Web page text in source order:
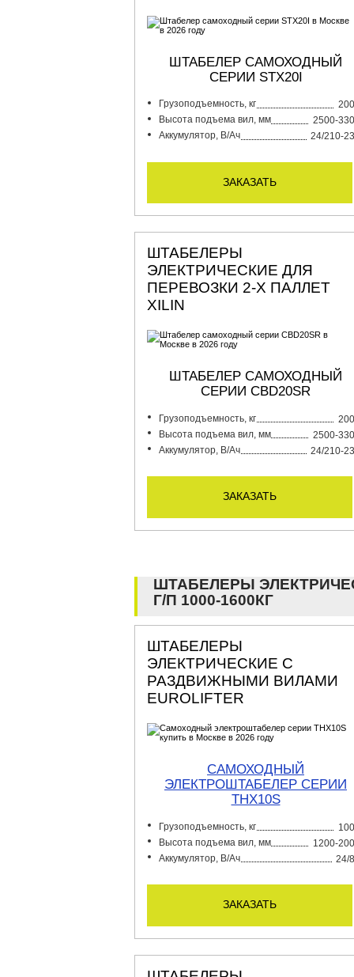
ШТАБЕЛЕР САМОХОДНЫЙ
СЕРИИ STX20I
Грузоподъемность, кг
Высота подъема вил, мм
2500-
Аккумулятор, В/Ач
24/210-
заказать
ШТАБЕЛЕРЫ
ЭЛЕКТРИЧЕСКИЕ ДЛЯ
ПЕРЕВОЗКИ 2-Х ПАЛЛЕТ
XILIN
ШТАБЕЛЕР САМОХОДНЫЙ
СЕРИИ CBD20SR
Грузоподъемность, кг
Высота подъема вил, мм
2500-
Аккумулятор, В/Ач
24/210-
заказать
ШТАБЕЛЕРЫ
Г/П 1000-1600КГ
ШТАБЕЛЕРЫ
ЭЛЕКТРИЧЕСКИЕ С
РАЗДВИЖНЫМИ ВИЛАМИ
EUROLIFTER
САМОХОДНЫЙ
ЭЛЕКТРОШТАБЕЛЕР СЕРИИ
THX10S
Грузоподъемность, кг
Высота подъема вил, мм
1200-
Аккумулятор, В/Ач
24/
заказать